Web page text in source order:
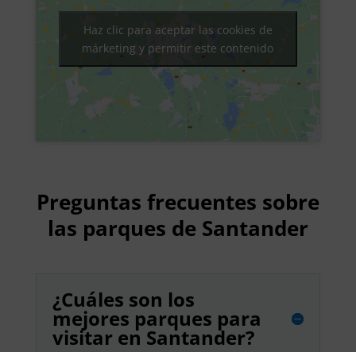
Haz clic para aceptar las cookies de
márketing y permitir este contenido
Preguntas frecuentes sobre
las parques de Santander
¿Cuáles son los
mejores parques para
visitar en Santander?